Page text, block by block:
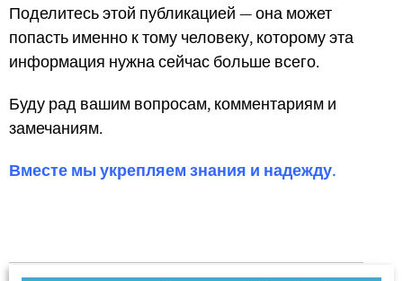
Поделитесь этой публикацией — она может
попасть именно к тому человеку, которому эта
информация нужна сейчас больше всего.
Буду рад вашим вопросам, комментариям и
замечаниям.
Вместе мы укрепляем знания и надежду.